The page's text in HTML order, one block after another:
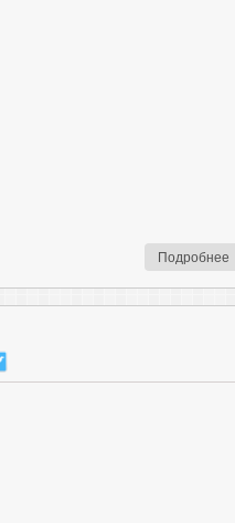
Подробнее